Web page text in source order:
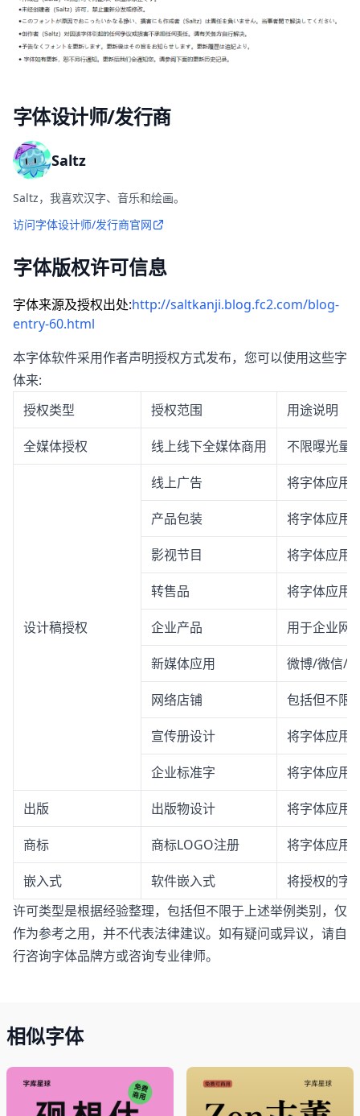
字体设计师/发行商
Saltz
Saltz，我喜欢汉字、音乐和绘画。
访问字体设计师/发行商官网
字体版权许可信息
字体来源及授权出处:http://saltkanji.blog.fc2.com/blog-
entry-60.html
本字体软件采用作者声明授权方式发布，您可以使用这些字
体来:
授权类型
授权范围 用途说明
全媒体授权 线上线下全媒体商用 不限曝光量
设计稿授权
线上广告 将字体应用
产品包装 将字体应用
影视节目 将字体应用
转售品 将字体应用
企业产品 用于企业网
新媒体应用 微博/微信/
网络店铺 包括但不限
宣传册设计 将字体应用
企业标准字 将字体应用
出版 出版物设计 将字体应用
商标 商标LOGO注册 将字体应用
嵌入式 软件嵌入式
将授权的字
许可类型是根据经验整理，包括但不限于上述举例类别，仅
作为参考之用，并不代表法律建议。如有疑问或异议，请自
行咨询字体品牌方或咨询专业律师。
相似字体